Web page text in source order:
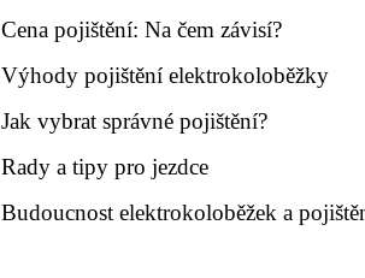
Cena pojištění: Na čem závisí?
Výhody pojištění elektrokoloběžky
Jak vybrat správné pojištění?
Rady a tipy pro jezdce
Budoucnost elektrokoloběžek a